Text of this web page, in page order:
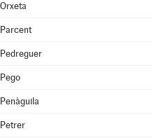
Orxeta
Parcent
Pedreguer
Pego
Penàguila
Petrer